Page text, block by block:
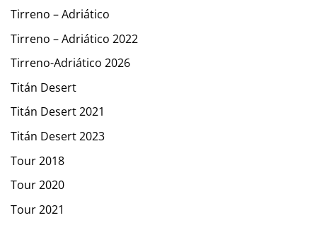
Tirreno – Adriático
Tirreno – Adriático 2022
Tirreno-Adriático 2026
Titán Desert
Titán Desert 2021
Titán Desert 2023
Tour 2018
Tour 2020
Tour 2021